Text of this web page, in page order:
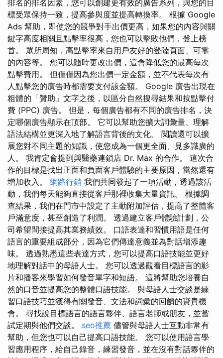
排名的排名因素，您可以創建更有效的廣告系列，與您的目
標受眾保持一致，提高參與度並提高轉換率。 根據 Google
Ads 幫助，即使您的競爭對手出價更高，如果您的內容與關
鍵字高度相關且點擊率很高，您也可以擊敗他們，登上榜
首。 眾所周知，高點擊率來自用戶友好的登陸頁面、可靠
的內容等。 您可以隨時更改出價，這會降低您的最高每次
點擊費用。 但僅僅因為您出價一定金額，並不代表每次有
人點擊您的廣告時都需要支付該金額。 Google 廣告出現在
粗體的「贊助」文字之後，以區分自然搜尋結果和按點擊付
費 (PPC) 廣告。 但是，每個廣告都有不同的廣告排名，決
定哪個廣告顯示在頂部。 它可以幫助您擴大詞彙量、理解
語法結構並更深入地了解語言背後的文化。 閱讀還可以擴
展您對不同主題的知識，使您成為一個更全面、見多識廣的
人。 我肯定會提到與醫藥連鎖店 Dr. Max 的合作。 這次合
作的目標是找出正面和負面客戶體驗的主要原因，當然還有
增加收入。 網路行銷 我們共同發起了一項活動，透過該活
動，我們每天能夠直接從客戶那裡收集大量資訊。 根據調
查結果，我們在門市中設定了主動附加評估，提高了整體客
戶滿意度，甚至創造了利潤。 透過建立客戶體驗計劃，公
司希望間接提高其業務績效。 口語表達和習慣用語是任何
語言的重要組成部分，因為它們傳達意義並為對話增添趣
味。 透過熟悉這些表達方式，您可以提高口語技能並更好
地理解對話中的母語人士。 您可以透過觀看目標語言的影
片和播客來學習如何發音單字和短語。 這將幫助您培養自
然的口音並提高您的整體口語技能。 與母語人士交談是練
習口語技巧並獲得有關發音、文法和詞彙的回饋的寶貴機
會。 尋找說目標語言的語言夥伴、語言老師或朋友，並嘗
試定期與他們交談。 seo推薦 儘管與母語人士互動非常有
幫助，但您也可以自己提高口語技能。 您可以使用語言學
習應用程序，給自己錄音，練習發音，並在沒有對話夥伴的